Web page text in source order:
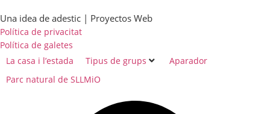
Una idea de adestic | Proyectos Web
Política de privacitat
Política de galetes
La casa i l’estada
Tipus de grups
Aparador
Parc natural de SLLMiO